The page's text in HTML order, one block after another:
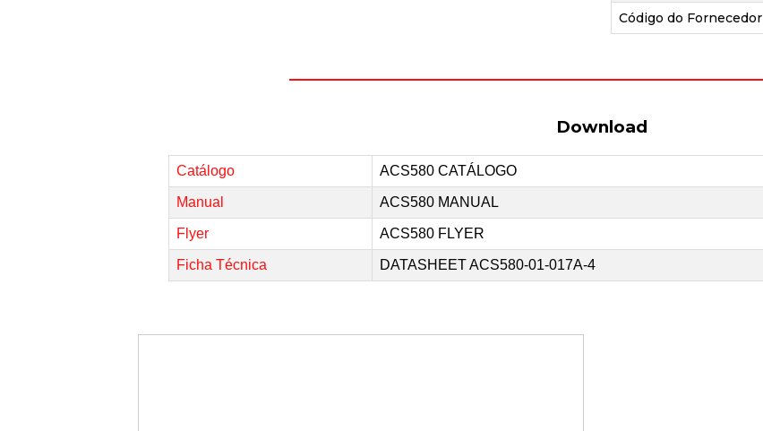
Código do Fornecedor
Download
Catálogo ACS580 CATÁLOGO
Manual ACS580 MANUAL
Flyer ACS580 FLYER
Ficha Técnica DATASHEET ACS580-01-017A-4